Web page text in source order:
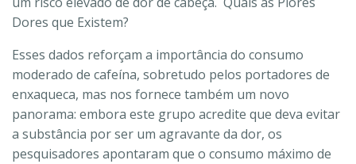
Dores que Existem?
Esses dados reforçam a importância do consumo
moderado de cafeína, sobretudo pelos portadores de
enxaqueca, mas nos fornece também um novo
panorama: embora este grupo acredite que deva evitar
a substância por ser um agravante da dor, os
pesquisadores apontaram que o consumo máximo de